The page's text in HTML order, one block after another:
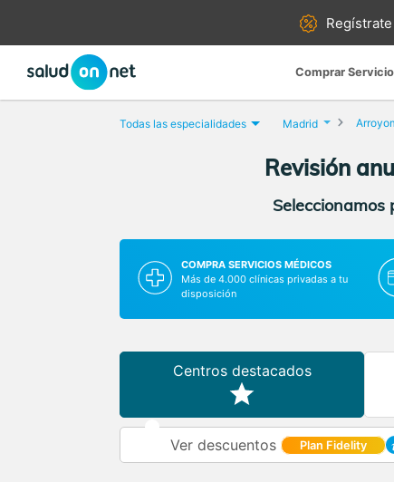
Comprar
Todas las especialidades Madrid
Revisión
COMPRA SERVICIOS MÉDICOS
Más de 4.000 clínicas privadas a tu
disposición
Centros destacados
Ver descuentos Plan Fidelity